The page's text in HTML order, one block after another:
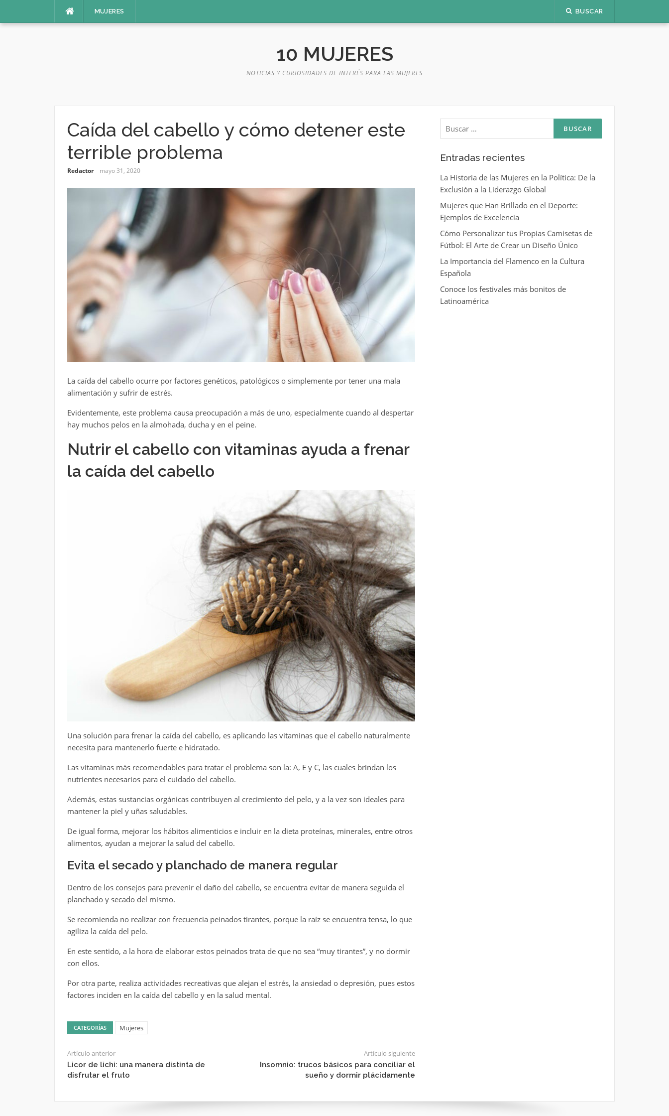
MUJERES BUSCAR
10 MUJERES
NOTICIAS Y CURIOSIDADES DE INTERÉS PARA LAS MUJERES
Caída del cabello y cómo detener este
terrible problema
Redactor mayo 31, 2020
La caída del cabello ocurre por factores genéticos, patológicos o simplemente por tener una mala
alimentación y sufrir de estrés.
Evidentemente, este problema causa preocupación a más de uno, especialmente cuando al despertar
hay muchos pelos en la almohada, ducha y en el peine.
Nutrir el cabello con vitaminas ayuda a frenar
la caída del cabello
Una solución para frenar la caída del cabello, es aplicando las vitaminas que el cabello naturalmente
necesita para mantenerlo fuerte e hidratado.
Las vitaminas más recomendables para tratar el problema son la: A, E y C, las cuales brindan los
nutrientes necesarios para el cuidado del cabello.
Además, estas sustancias orgánicas contribuyen al crecimiento del pelo, y a la vez son ideales para
mantener la piel y uñas saludables.
De igual forma, mejorar los hábitos alimenticios e incluir en la dieta proteínas, minerales, entre otros
alimentos, ayudan a mejorar la salud del cabello.
Evita el secado y planchado de manera regular
Dentro de los consejos para prevenir el daño del cabello, se encuentra evitar de manera seguida el
planchado y secado del mismo.
Se recomienda no realizar con frecuencia peinados tirantes, porque la raíz se encuentra tensa, lo que
agiliza la caída del pelo.
En este sentido, a la hora de elaborar estos peinados trata de que no sea “muy tirantes”, y no dormir
con ellos.
Por otra parte, realiza actividades recreativas que alejan el estrés, la ansiedad o depresión, pues estos
factores inciden en la caída del cabello y en la salud mental.
CATEGORÍAS Mujeres
Artículo anterior
Licor de lichi: una manera distinta de
disfrutar el fruto
Artículo siguiente
Insomnio: trucos básicos para conciliar el
sueño y dormir plácidamente
Buscar:
Entradas recientes
La Historia de las Mujeres en la Política: De la
Exclusión a la Liderazgo Global
Mujeres que Han Brillado en el Deporte:
Ejemplos de Excelencia
Cómo Personalizar tus Propias Camisetas de
Fútbol: El Arte de Crear un Diseño Único
La Importancia del Flamenco en la Cultura
Española
Conoce los festivales más bonitos de
Latinoamérica